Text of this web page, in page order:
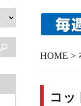
HOME >
コッ